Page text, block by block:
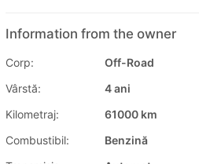
Information from the owner
Corp:
Off-Road
Vârstă:
4 ani
Kilometraj:
61000 km
Combustibil:
Benzină